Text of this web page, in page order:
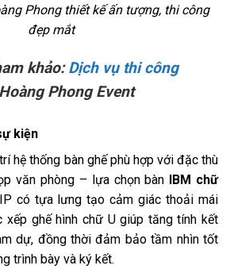
Phong thiết kế ấn tượng, thi công
đẹp mắt
khảo:Dịch vụ thi công
Phong Event
kiện
hệ thống bàn ghế phù hợp với đặc thù
văn phòng – lựa chọn bàn IBM chữ
có tựa lưng tạo cảm giác thoải mái
xếp ghế hình chữ U giúp tăng tính kết
dự, đồng thời đảm bảo tầm nhìn tốt
trình bày và ký kết.